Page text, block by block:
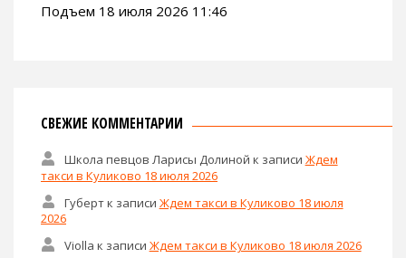
Подъем 18 июля 2026 11:46
СВЕЖИЕ КОММЕНТАРИИ
Школа певцов Ларисы Долиной к записи Ждем
такси в Куликово 18 июля 2026
Губертк записи Ждем такси в Куликово 18 июля
2026
Violla к записи Ждем такси в Куликово 18 июля 2026